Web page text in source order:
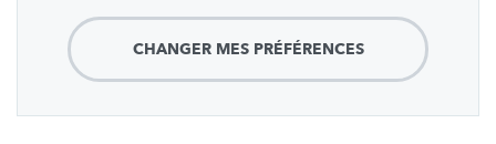
CHANGER MES PRÉFÉRENCES